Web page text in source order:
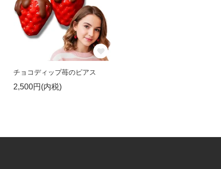
チョコディップ苺のピアス
2,500円(内税)